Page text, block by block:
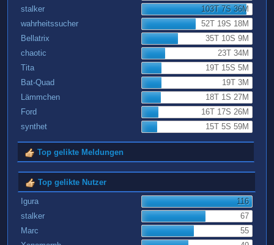
stalker
103T 7S 36M
wahrheitssucher
52T 19S 18M
Bellatrix
35T 10S 9M
chaotic
23T 34M
Tita
19T 15S 5M
Bat-Quad
19T 3M
Lämmchen
18T 1S 27M
Ford
16T 17S 26M
synthet
15T 5S 59M
Top gelikte Meldungen
Top gelikte Nutzer
Igura
116
stalker
67
Marc
55